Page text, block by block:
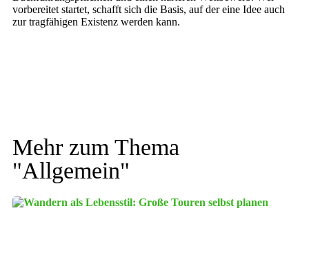
vorbereitet startet, schafft sich die Basis, auf der eine Idee auch
zur tragfähigen Existenz werden kann.
Mehr zum Thema
"Allgemein"